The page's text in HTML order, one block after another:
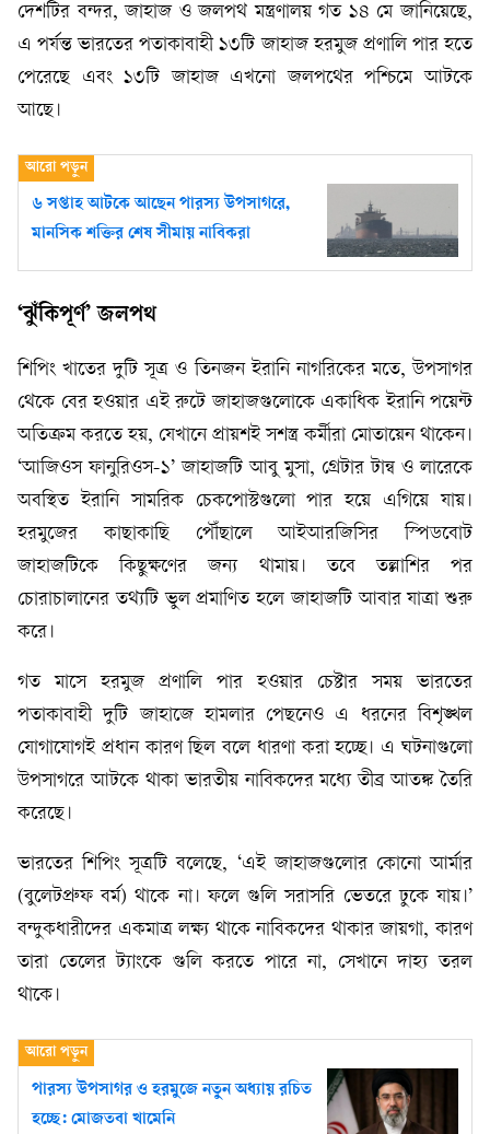
দেশটির বন্দর, জাহাজ ও জলপথ মন্ত্রণালয় গত ১৪ মে জানিয়েছে,
এ পর্যন্ত ভারতের পতাকাবাহী ১৩টি জাহাজ হরমুজ প্রণালি পার হতে
পেরেছে এবং ১৩টি জাহাজ এখনো জলপথের পশ্চিমে আটকে
আছে।
৬ সপ্তাহ আটকে আছেন পারস্য উপসাগরে,
মানসিক শক্তির শেষ সীমায় নাবিকরা
‘ঝুঁকিপূর্ণ’ জলপথ
শিপিং খাতের দুটি সূত্র ও তিনজন ইরানি নাগরিকের মতে, উপসাগর
থেকে বের হওয়ার এই রুটে জাহাজগুলোকে একাধিক ইরানি পয়েন্ট
অতিক্রম করতে হয়, যেখানে প্রায়শই সশস্ত্র কর্মীরা মোতায়েন থাকেন।
‘আজিওস ফানুরিওস-১’ জাহাজটি আবু মুসা, গ্রেটার টান্ব ও লারেকে
অবস্থিত ইরানি সামরিক চেকপোস্টগুলো পার হয়ে এগিয়ে যায়।
হরমুজের কাছাকাছি পৌঁছালে আইআরজিসির স্পিডবোট
জাহাজটিকে কিছুক্ষণের জন্য থামায়। তবে তল্লাশির পর
চোরাচালানের তথ্যটি ভুল প্রমাণিত হলে জাহাজটি আবার যাত্রা শুরু
করে।
গত মাসে হরমুজ প্রণালি পার হওয়ার চেষ্টার সময় ভারতের
পতাকাবাহী দুটি জাহাজে হামলার পেছনেও এ ধরনের বিশৃঙ্খল
যোগাযোগই প্রধান কারণ ছিল বলে ধারণা করা হচ্ছে। এ ঘটনাগুলো
উপসাগরে আটকে থাকা ভারতীয় নাবিকদের মধ্যে তীব্র আতঙ্ক তৈরি
করেছে।
ভারতের শিপিং সূত্রটি বলেছে, ‘এই জাহাজগুলোর কোনো আর্মার
(বুলেটপ্রুফ বর্ম) থাকে না। ফলে গুলি সরাসরি ভেতরে ঢুকে যায়।’
বন্দুকধারীদের একমাত্র লক্ষ্য থাকে নাবিকদের থাকার জায়গা, কারণ
তারা তেলের ট্যাংকে গুলি করতে পারে না, সেখানে দাহ্য তরল
থাকে।
পারস্য উপসাগর ও হরমুজে নতুন অধ্যায় রচিত
হচ্ছে: মোজতবা খামেনি